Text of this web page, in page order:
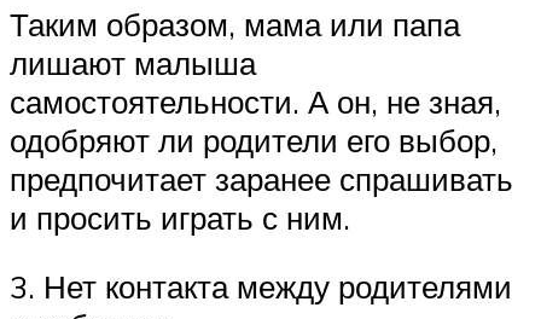
Таким образом, мама или папа
лишают малыша
самостоятельности. А он, не зная,
одобряют ли родители его выбор,
предпочитает заранее спрашивать
и просить играть с ним.
3. Нет контакта между родителями